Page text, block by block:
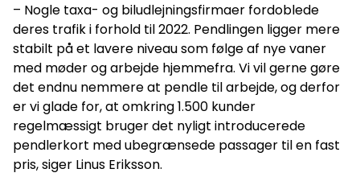
– Nogle taxa- og biludlejningsfirmaer fordoblede
deres trafik i forhold til 2022. Pendlingen ligger mere
stabilt på et lavere niveau som følge af nye vaner
med møder og arbejde hjemmefra. Vi vil gerne gøre
det endnu nemmere at pendle til arbejde, og derfor
er vi glade for, at omkring 1.500 kunder
regelmæssigt bruger det nyligt introducerede
pendlerkort med ubegrænsede passager til en fast
pris, siger Linus Eriksson.